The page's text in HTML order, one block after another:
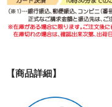
【商品詳細】